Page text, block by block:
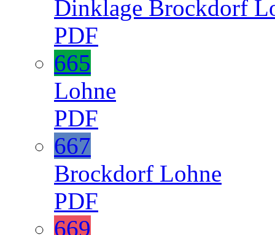
Dinklage Brockdorf
PDF
665
Lohne
PDF
667
Brockdorf Lohne
PDF
669